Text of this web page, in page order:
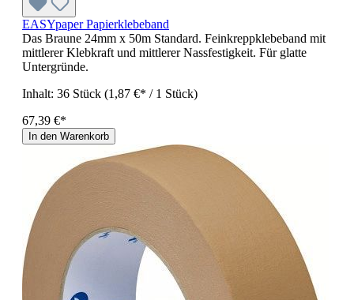
EASYpaper Papierklebeband
Das Braune 24mm x 50m Standard. Feinkreppklebeband mit
mittlerer Klebkraft und mittlerer Nassfestigkeit. Für glatte
Untergründe.
Inhalt: 36 Stück (1,87 €* / 1 Stück)
67,39 €*
In den Warenkorb